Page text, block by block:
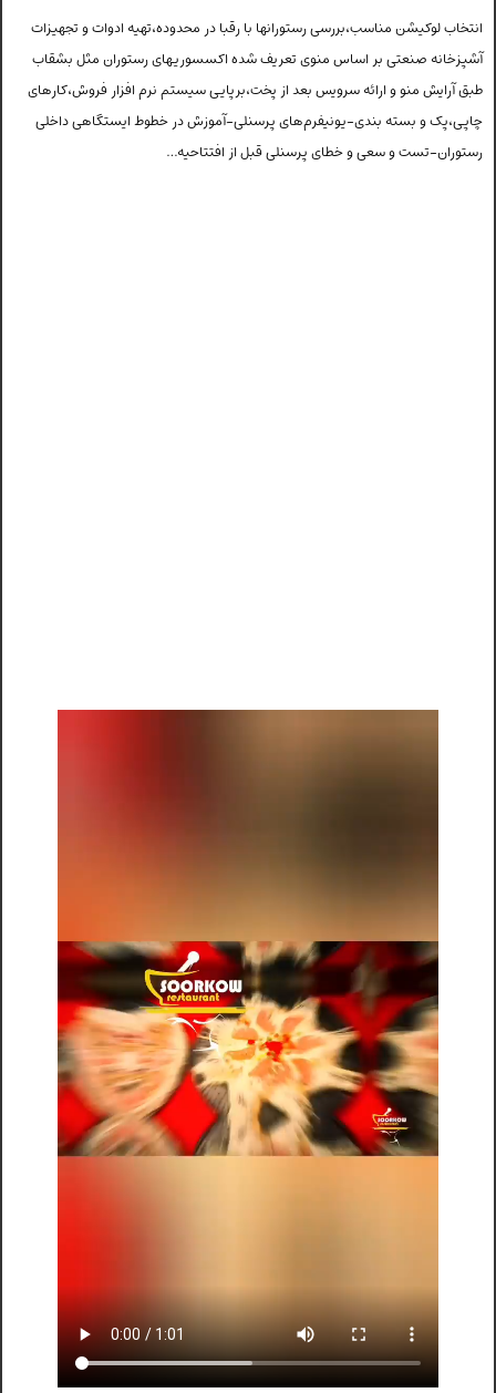
لوکیشن مناسب،بررسی رستورانها با رقبا در محدوده،تهیه ادوات و تجهیزات
صنعتی بر اساس منوی تعریف شده اکسسوریهای رستوران مثل بشقاب
آرایش منو و ارائه سرویس بعد از پخت،برپایی سیستم نرم افزار فروش،کارهای
و بسته بندی-یونیفرم‌های پرسنلی-آموزش در خطوط ایستگاهی داخلی
تست و سعی و خطای پرسنلی قبل از افتتاحیه…